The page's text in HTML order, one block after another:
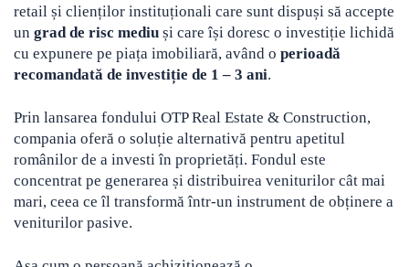
retail și clienților instituționali care sunt dispuși să accepte
un grad de risc mediu și care își doresc o investiție lichidă
cu expunere pe piața imobiliară, având o perioadă
recomandată de investiție de 1 – 3 ani.
Prin lansarea fondului OTP Real Estate & Construction,
compania oferă o soluție alternativă pentru apetitul
românilor de a investi în proprietăți. Fondul este
concentrat pe generarea și distribuirea veniturilor cât mai
mari, ceea ce îl transformă într-un instrument de obținere a
veniturilor pasive.